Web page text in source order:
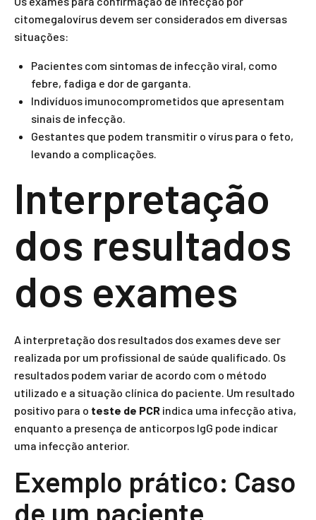
citomegalovírus devem ser considerados em diversas
situações:
Pacientes com sintomas de infecção viral, como
febre, fadiga e dor de garganta.
Indivíduos imunocomprometidos que apresentam
sinais de infecção.
Gestantes que podem transmitir o vírus para o feto,
levando a complicações.
Interpretação
dos resultados
dos exames
A interpretação dos resultados dos exames deve ser
realizada por um profissional de saúde qualificado. Os
resultados podem variar de acordo com o método
utilizado e a situação clínica do paciente. Um resultado
positivo para o teste de PCR indica uma infecção ativa,
enquanto a presença de anticorpos IgG pode indicar
uma infecção anterior.
Exemplo prático: Caso
de um paciente